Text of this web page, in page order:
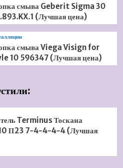
смыва Geberit Sigma 30
(Лучшая цена)
смыва Viega Visign for
10 596347 (Лучшая цена)
Terminus Тоскана
П23 7-4-4-4-4 (Лучшая